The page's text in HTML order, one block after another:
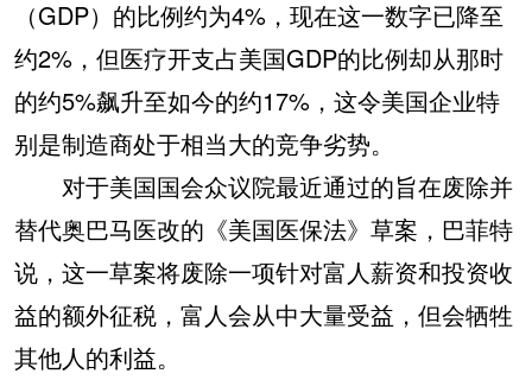
（GDP）的比例约为4%，现在这一数字已降至
约2%，但医疗开支占美国GDP的比例却从那时
的约5%飙升至如今的约17%，这令美国企业特
别是制造商处于相当大的竞争劣势。
对于美国国会众议院最近通过的旨在废除并
替代奥巴马医改的《美国医保法》草案，巴菲特
说，这一草案将废除一项针对富人薪资和投资收
益的额外征税，富人会从中大量受益，但会牺牲
其他人的利益。